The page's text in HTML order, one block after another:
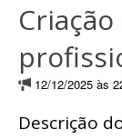
12/12/2025 às
Descrição